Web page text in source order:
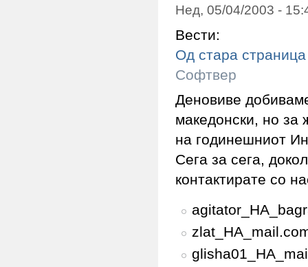
Нед, 05/04/2003 -
Вести:
Од стара страница
Софтвер
Деновиве
македонски, но за
на годинешниот
Сега за сега,
контактирате со